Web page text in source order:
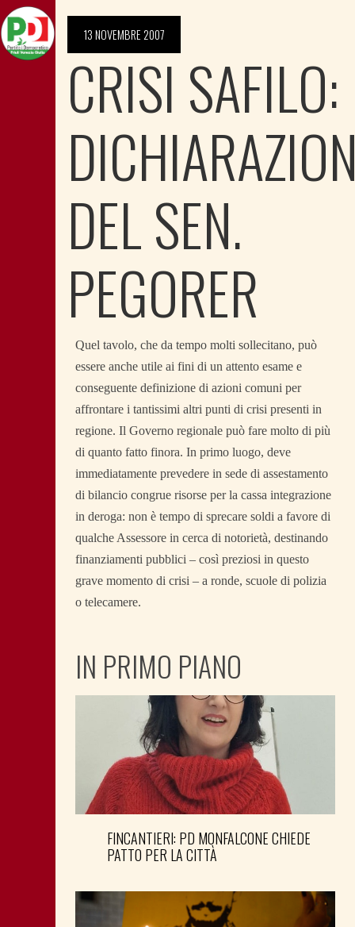
13 NOVEMBRE 2007
CRISI SAFILO:
DEL SEN.
PEGORER
Quel tavolo, che da tempo molti sollecitano, può
essere anche utile ai fini di un attento esame e
conseguente definizione di azioni comuni per
affrontare i tantissimi altri punti di crisi presenti in
regione. Il Governo regionale può fare molto di più
di quanto fatto finora. In primo luogo, deve
immediatamente prevedere in sede di assestamento
di bilancio congrue risorse per la cassa integrazione
in deroga: non è tempo di sprecare soldi a favore di
qualche Assessore in cerca di notorietà, destinando
finanziamenti pubblici – così preziosi in questo
grave momento di crisi – a ronde, scuole di polizia
o telecamere.
IN PRIMO PIANO
FINCANTIERI: PD MONFALCONE CHIEDE
PATTO PER LA CITTÀ